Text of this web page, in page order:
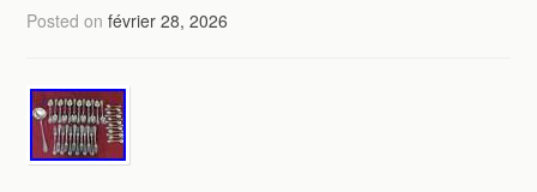
Posted onfévrier 28, 2026